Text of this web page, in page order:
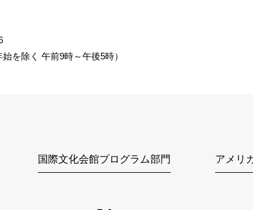
を除く 午前9時～午後5時）
国際文化会館プログラム部門 アメリ